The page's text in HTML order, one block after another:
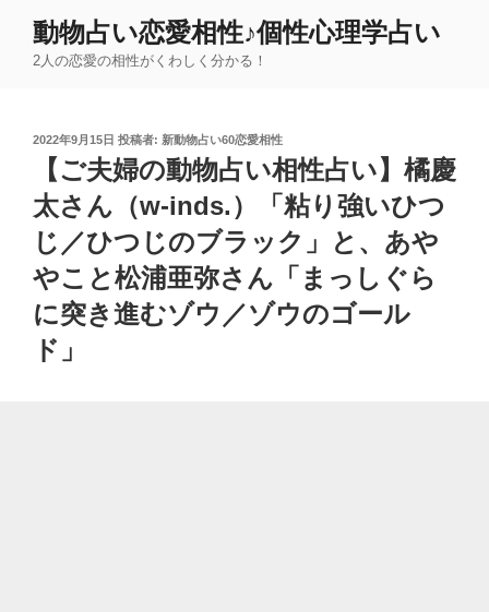
動物占い恋愛相性♪個性心理学占い
2人の恋愛の相性がくわしく分かる！
投
2022年9月15日 投稿者: 新動物占い60恋愛相性
【ご夫婦の動物占い相性占い】橘慶
太さん（w-inds.）「粘り強いひつ
じ／ひつじのブラック」と、あや
やこと松浦亜弥さん「まっしぐら
に突き進むゾウ／ゾウのゴール
ド」